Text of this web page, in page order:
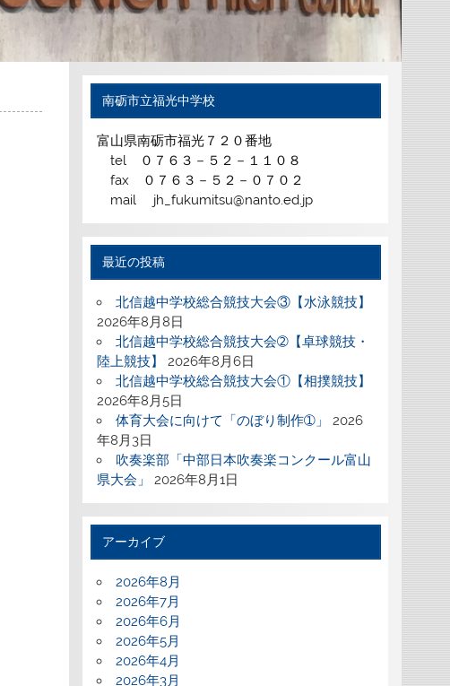
南砺市立福光中学校
富山県南砺市福光７２０番地
tel ０７６３－５２－１１０８
fax ０７６３－５２－０７０２
mail jh_fukumitsu@nanto.ed.jp
最近の投稿
北信越中学校総合競技大会③【水泳競技】
2026年8月8日
北信越中学校総合競技大会➁【卓球競技・
陸上競技】
2026年8月6日
北信越中学校総合競技大会①【相撲競技】
2026年8月5日
体育大会に向けて「のぼり制作➀」
2026
年8月3日
吹奏楽部「中部日本吹奏楽コンクール富山
県大会」
2026年8月1日
アーカイブ
2026年8月
2026年7月
2026年6月
2026年5月
2026年4月
2026年3月